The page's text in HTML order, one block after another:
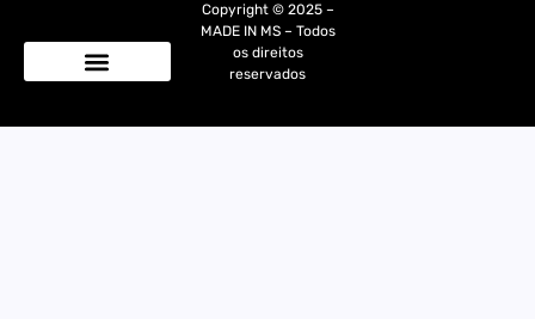
Copyright © 2025 –
MADE IN MS – Todos
os direitos
reservados